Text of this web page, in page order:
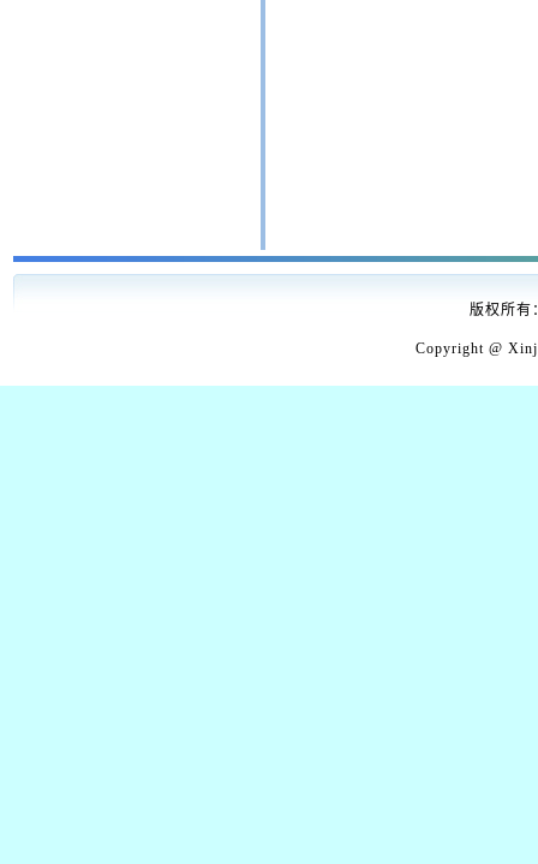
版权所有
Copyright @